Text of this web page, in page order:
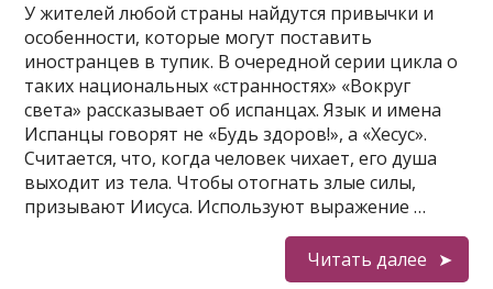
У жителей любой страны найдутся привычки и
особенности, которые могут поставить
иностранцев в тупик. В очередной серии цикла о
таких национальных «странностях» «Вокруг
света» рассказывает об испанцах. Язык и имена
Испанцы говорят не «Будь здоров!», а «Хесус».
Считается, что, когда человек чихает, его душа
выходит из тела. Чтобы отогнать злые силы,
призывают Иисуса. Используют выражение …
Читать далее